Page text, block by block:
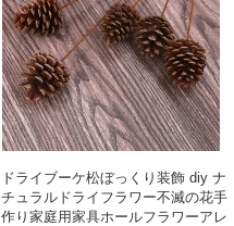
ドライブーケ松ぼっくり装飾 diy ナ
チュラルドライフラワー不滅の花手
作り家庭用家具ホールフラワーアレ